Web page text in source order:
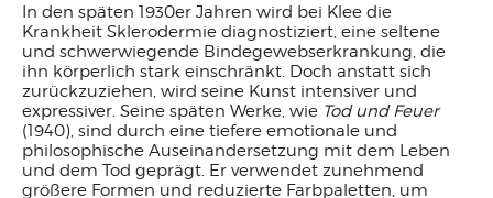
In den späten 1930er Jahren wird bei Klee die
Krankheit Sklerodermie diagnostiziert, eine seltene
und schwerwiegende Bindegewebserkrankung, die
ihn körperlich stark einschränkt. Doch anstatt sich
zurückzuziehen, wird seine Kunst intensiver und
expressiver. Seine späten Werke, wie Tod und Feuer
(1940), sind durch eine tiefere emotionale und
philosophische Auseinandersetzung mit dem Leben
und dem Tod geprägt. Er verwendet zunehmend
größere Formen und reduzierte Farbpaletten, um